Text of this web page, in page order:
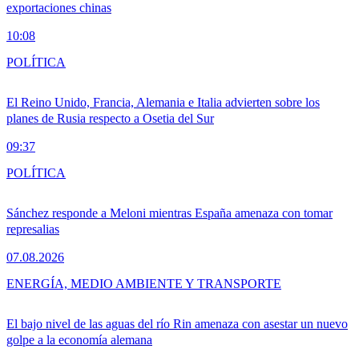
exportaciones chinas
10:08
El Reino Unido, Francia, Alemania e Italia advierten sobre los
planes de Rusia respecto a Osetia del Sur
09:37
POLÍTICA
Sánchez responde a Meloni mientras España amenaza con tomar
represalias
07.08.2026
POLÍTICA
El bajo nivel de las aguas del río Rin amenaza con asestar un nuevo
golpe a la economía alemana
ENERGÍA, MEDIO AMBIENTE Y TRANSPORTE